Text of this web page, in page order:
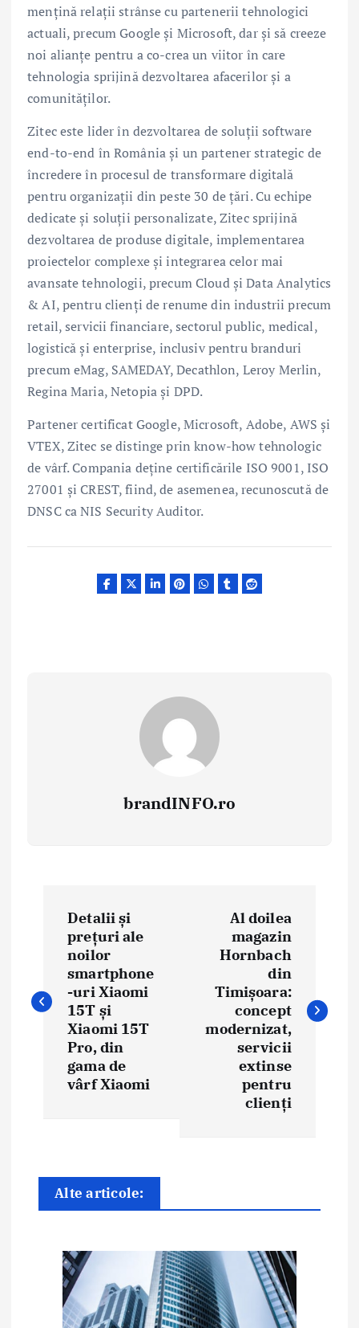
mențină relații strânse cu partenerii tehnologici
actuali, precum Google și Microsoft, dar și să creeze
noi alianțe pentru a co-crea un viitor în care
tehnologia sprijină dezvoltarea afacerilor și a
comunităților.
Zitec este lider în dezvoltarea de soluții software
end-to-end în România și un partener strategic de
încredere în procesul de transformare digitală
pentru organizații din peste 30 de țări. Cu echipe
dedicate și soluții personalizate, Zitec sprijină
dezvoltarea de produse digitale, implementarea
proiectelor complexe și integrarea celor mai
avansate tehnologii, precum Cloud și Data Analytics
& AI, pentru clienți de renume din industrii precum
retail, servicii financiare, sectorul public, medical,
logistică și enterprise, inclusiv pentru branduri
precum eMag, SAMEDAY, Decathlon, Leroy Merlin,
Regina Maria, Netopia și DPD.
Partener certificat Google, Microsoft, Adobe, AWS și
VTEX, Zitec se distinge prin know-how tehnologic
de vârf. Compania deține certificările ISO 9001, ISO
27001 și CREST, fiind, de asemenea, recunoscută de
DNSC ca NIS Security Auditor.
brandINFO.ro
i
a
Detalii și
prețuri ale
noilor
smartphone
-uri Xiaomi
15T și
Xiaomi 15T
Pro, din
gama de
vârf Xiaomi
Al doilea
magazin
Hornbach
din
Timișoara:
concept
modernizat,
servicii
extinse
pentru
clienți
Alte articole: